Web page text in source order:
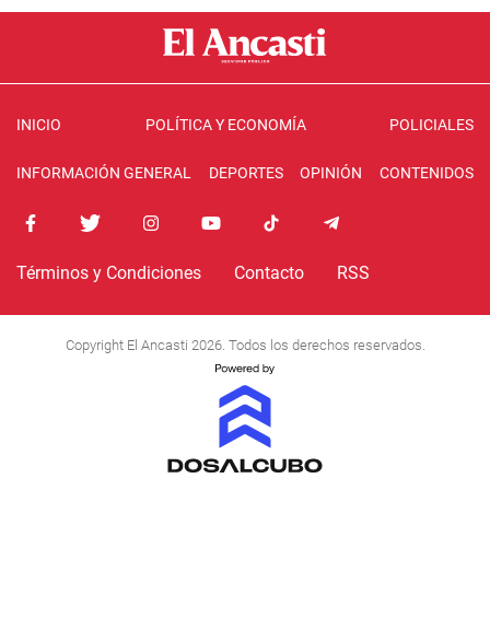
INICIO POLÍTICA Y ECONOMÍA POLICIALES
INFORMACIÓN GENERAL DEPORTES OPINIÓN CONTENIDOS
Términos y Condiciones Contacto RSS
Copyright El Ancasti 2026. Todos los derechos reservados.